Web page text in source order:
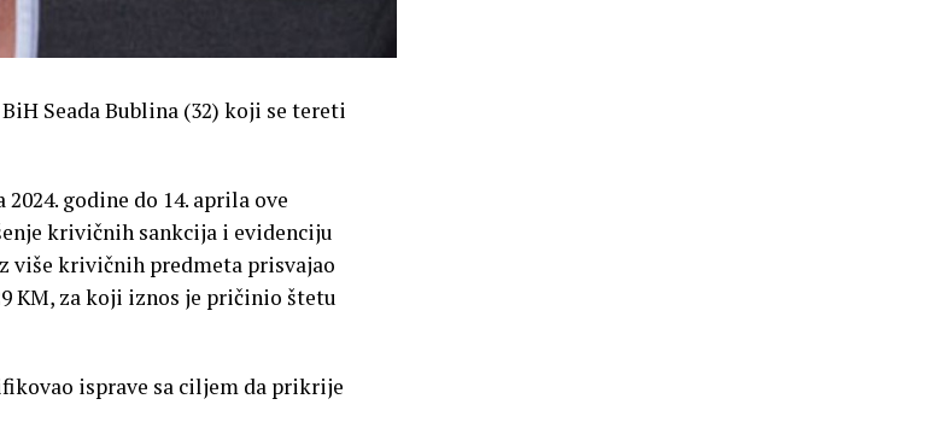
Seada Bublina (32) koji se tereti
godine do 14. aprila ove
krivičnih sankcija i evidenciju
više krivičnih predmeta prisvajao
KM, za koji iznos je pričinio štetu
isprave sa ciljem da prikrije